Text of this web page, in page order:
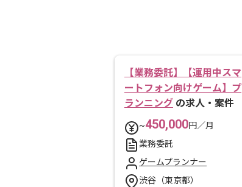
【業務委託】【運用中スマ
ートフォン向けゲーム】プ
ランニング の求人・案件
~450,000円／月
業務委託
ゲームプランナー
渋谷（東京都）